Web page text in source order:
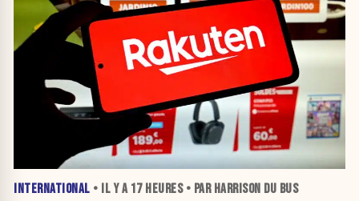
INTERNATIONAL • IL Y A 17 HEURES• PAR HARRISON DU BUS